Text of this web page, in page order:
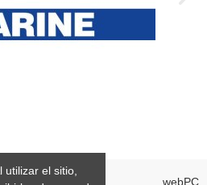
España webPC
utilizar el sitio,